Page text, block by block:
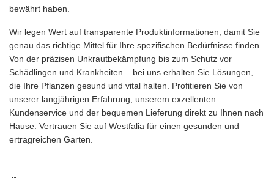
bewährt haben.
Wir legen Wert auf transparente Produktinformationen, damit Sie
genau das richtige Mittel für Ihre spezifischen Bedürfnisse finden.
Von der präzisen Unkrautbekämpfung bis zum Schutz vor
Schädlingen und Krankheiten – bei uns erhalten Sie Lösungen,
die Ihre Pflanzen gesund und vital halten. Profitieren Sie von
unserer langjährigen Erfahrung, unserem exzellenten
Kundenservice und der bequemen Lieferung direkt zu Ihnen nach
Hause. Vertrauen Sie auf Westfalia für einen gesunden und
ertragreichen Garten.